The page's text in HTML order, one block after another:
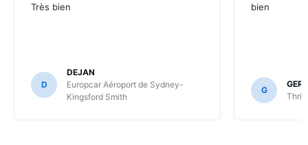
Très bien
D
DEJAN
Europcar Aéroport de Sydney-
Kingsford Smith
bien
G